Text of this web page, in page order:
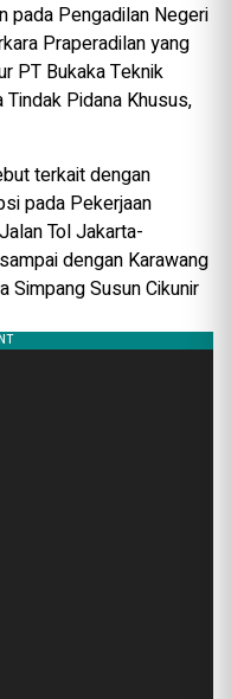
pada Pengadilan Negeri
Praperadilan yang
PT Bukaka Teknik
Pidana Khusus,
terkait dengan
pada Pekerjaan
Tol Jakarta-
dengan Karawang
Simpang Susun Cikunir